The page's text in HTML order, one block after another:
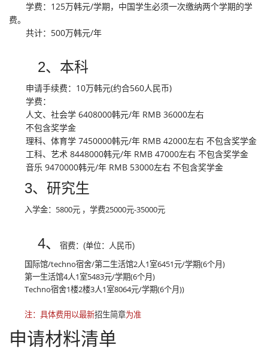
学费：125万韩元/学期，中国学生必须一次缴纳两个学期的学
费。
共计：500万韩元/年
2、本科
申请手续费：10万韩元(约合560人民币)
学费：
人文、社会学 6408000韩元/年 RMB 36000左右
不包含奖学金
理科、体育学 7450000韩元/年 RMB 42000左右 不包含奖学金
工科、艺术 8448000韩元/年 RMB 47000左右 不包含奖学金
音乐 9470000韩元/年 RMB 53000左右 不包含奖学金
3、研究生
入学金：5800元 ，学费25000元-35000元
4、 宿费：(单位：人民币)
国际馆/techno宿舍/第二生活馆2人1室6451元/学期(6个月)
第一生活馆4人1室5483元/学期(6个月)
Techno宿舍1楼2楼3人1室8064元/学期(6个月))
注：具体费用以最新招生简章为准
申请材料清单